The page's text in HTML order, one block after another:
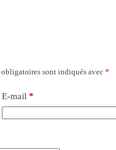
obligatoires sont indiqués avec *
E-mail *